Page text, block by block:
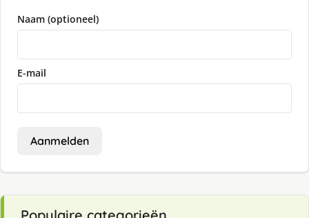
Naam (optioneel)
E-mail
Aanmelden